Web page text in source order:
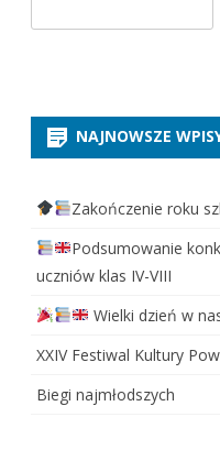
NAJNOWSZE
Zakończenie roku
Podsumowanie
uczniów klas IV-VIII
Wielki dzień w
XXIV Festiwal Kultury
Biegi najmłodszych